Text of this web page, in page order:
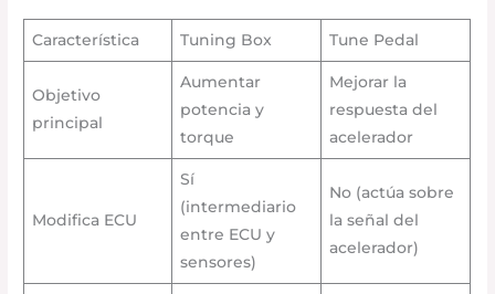
Característica Tuning Box Tune Pedal
Objetivo
principal
Aumentar
potencia y
torque
Mejorar la
respuesta del
acelerador
Modifica ECU
Sí
(intermediario
entre ECU y
sensores)
No (actúa sobre
la señal del
acelerador)